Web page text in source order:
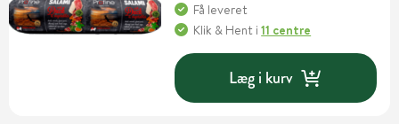
Få leveret
Klik & Hent i11 centre
Læg i kurv